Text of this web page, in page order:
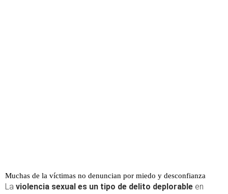
Muchas de la víctimas no denuncian por miedo y desconfianza
La violencia sexual es un tipo de delito deplorable en